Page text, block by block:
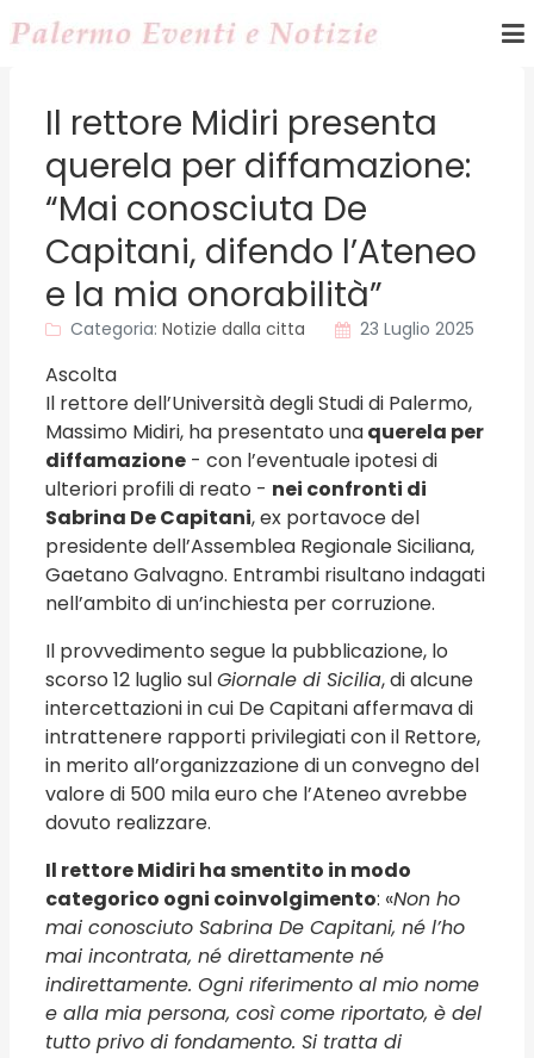
Il rettore Midiri presenta
querela per diffamazione:
“Mai conosciuta De
Capitani, difendo l’Ateneo
e la mia onorabilità”
Categoria: Notizie dalla citta 23 Luglio 2025
Ascolta
Il rettore dell’Università degli Studi di Palermo,
Massimo Midiri, ha presentato unaquerela per
diffamazione - con l’eventuale ipotesi di
ulteriori profili di reato - nei confronti di
Sabrina De Capitani, ex portavoce del
presidente dell’Assemblea Regionale Siciliana,
Gaetano Galvagno. Entrambi risultano indagati
nell’ambito di un’inchiesta per corruzione.
Il provvedimento segue la pubblicazione, lo
scorso 12 luglio sulGiornale di Sicilia, di alcune
intercettazioni in cui De Capitani affermava di
intrattenere rapporti privilegiati con il Rettore,
in merito all’organizzazione di un convegno del
valore di 500 mila euro che l’Ateneo avrebbe
dovuto realizzare.
Il rettore Midiri ha smentito in modo
categorico ogni coinvolgimento: «Non ho
mai conosciuto Sabrina De Capitani, né l’ho
mai incontrata, né direttamente né
indirettamente. Ogni riferimento al mio nome
e alla mia persona, così come riportato, è del
tutto privo di fondamento. Si tratta di